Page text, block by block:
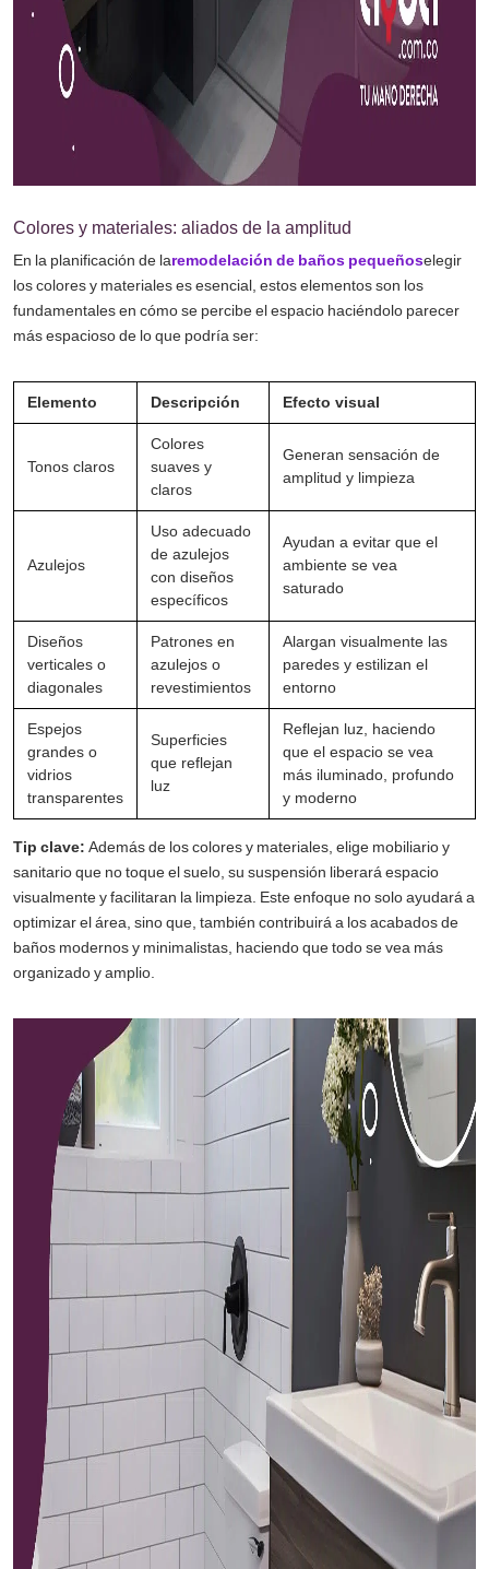
Colores y materiales: aliados de la amplitud
En la planificación de laremodelación de baños pequeñoselegir
los colores y materiales es esencial, estos elementos son los
fundamentales en cómo se percibe el espacio haciéndolo parecer
más espacioso de lo que podría ser:
Elemento Descripción Efecto visual
Tonos claros
Colores
suaves y
claros
Generan sensación de
amplitud y limpieza
Azulejos
Uso adecuado
de azulejos
con diseños
específicos
Ayudan a evitar que el
ambiente se vea
saturado
Diseños
verticales o
diagonales
Patrones en
azulejos o
revestimientos
Alargan visualmente las
paredes y estilizan el
entorno
Espejos
grandes o
vidrios
transparentes
Superficies
que reflejan
luz
Reflejan luz, haciendo
que el espacio se vea
más iluminado, profundo
y moderno
Tip clave: Además de los colores y materiales, elige mobiliario y
sanitario que no toque el suelo, su suspensión liberará espacio
visualmente y facilitaran la limpieza. Este enfoque no solo ayudará a
optimizar el área, sino que, también contribuirá a los acabados de
baños modernos y minimalistas, haciendo que todo se vea más
organizado y amplio.